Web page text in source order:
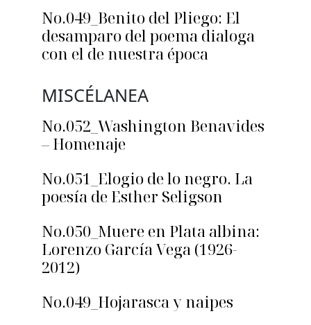
No.049_Benito del Pliego: El
desamparo del poema dialoga
con el de nuestra época
MISCÉLANEA
No.052_Washington Benavides
– Homenaje
No.051_Elogio de lo negro. La
poesía de Esther Seligson
No.050_Muere en Plata albina:
Lorenzo García Vega (1926-
2012)
No.049_Hojarasca y naipes